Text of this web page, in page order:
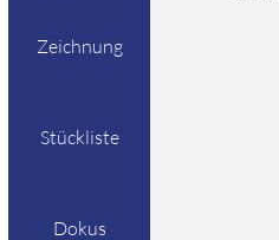
Zeichnung
Stückliste
Dokus